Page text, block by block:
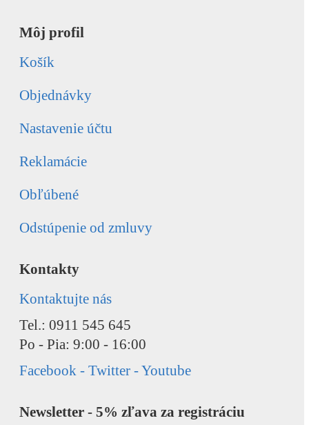
Môj profil
Košík
Objednávky
Nastavenie účtu
Reklamácie
Obľúbené
Odstúpenie od zmluvy
Kontakty
Kontaktujte nás
Tel.: 0911 545 645
Po - Pia: 9:00 - 16:00
Facebook - Twitter - Youtube
Newsletter - 5% zľava za registráciu